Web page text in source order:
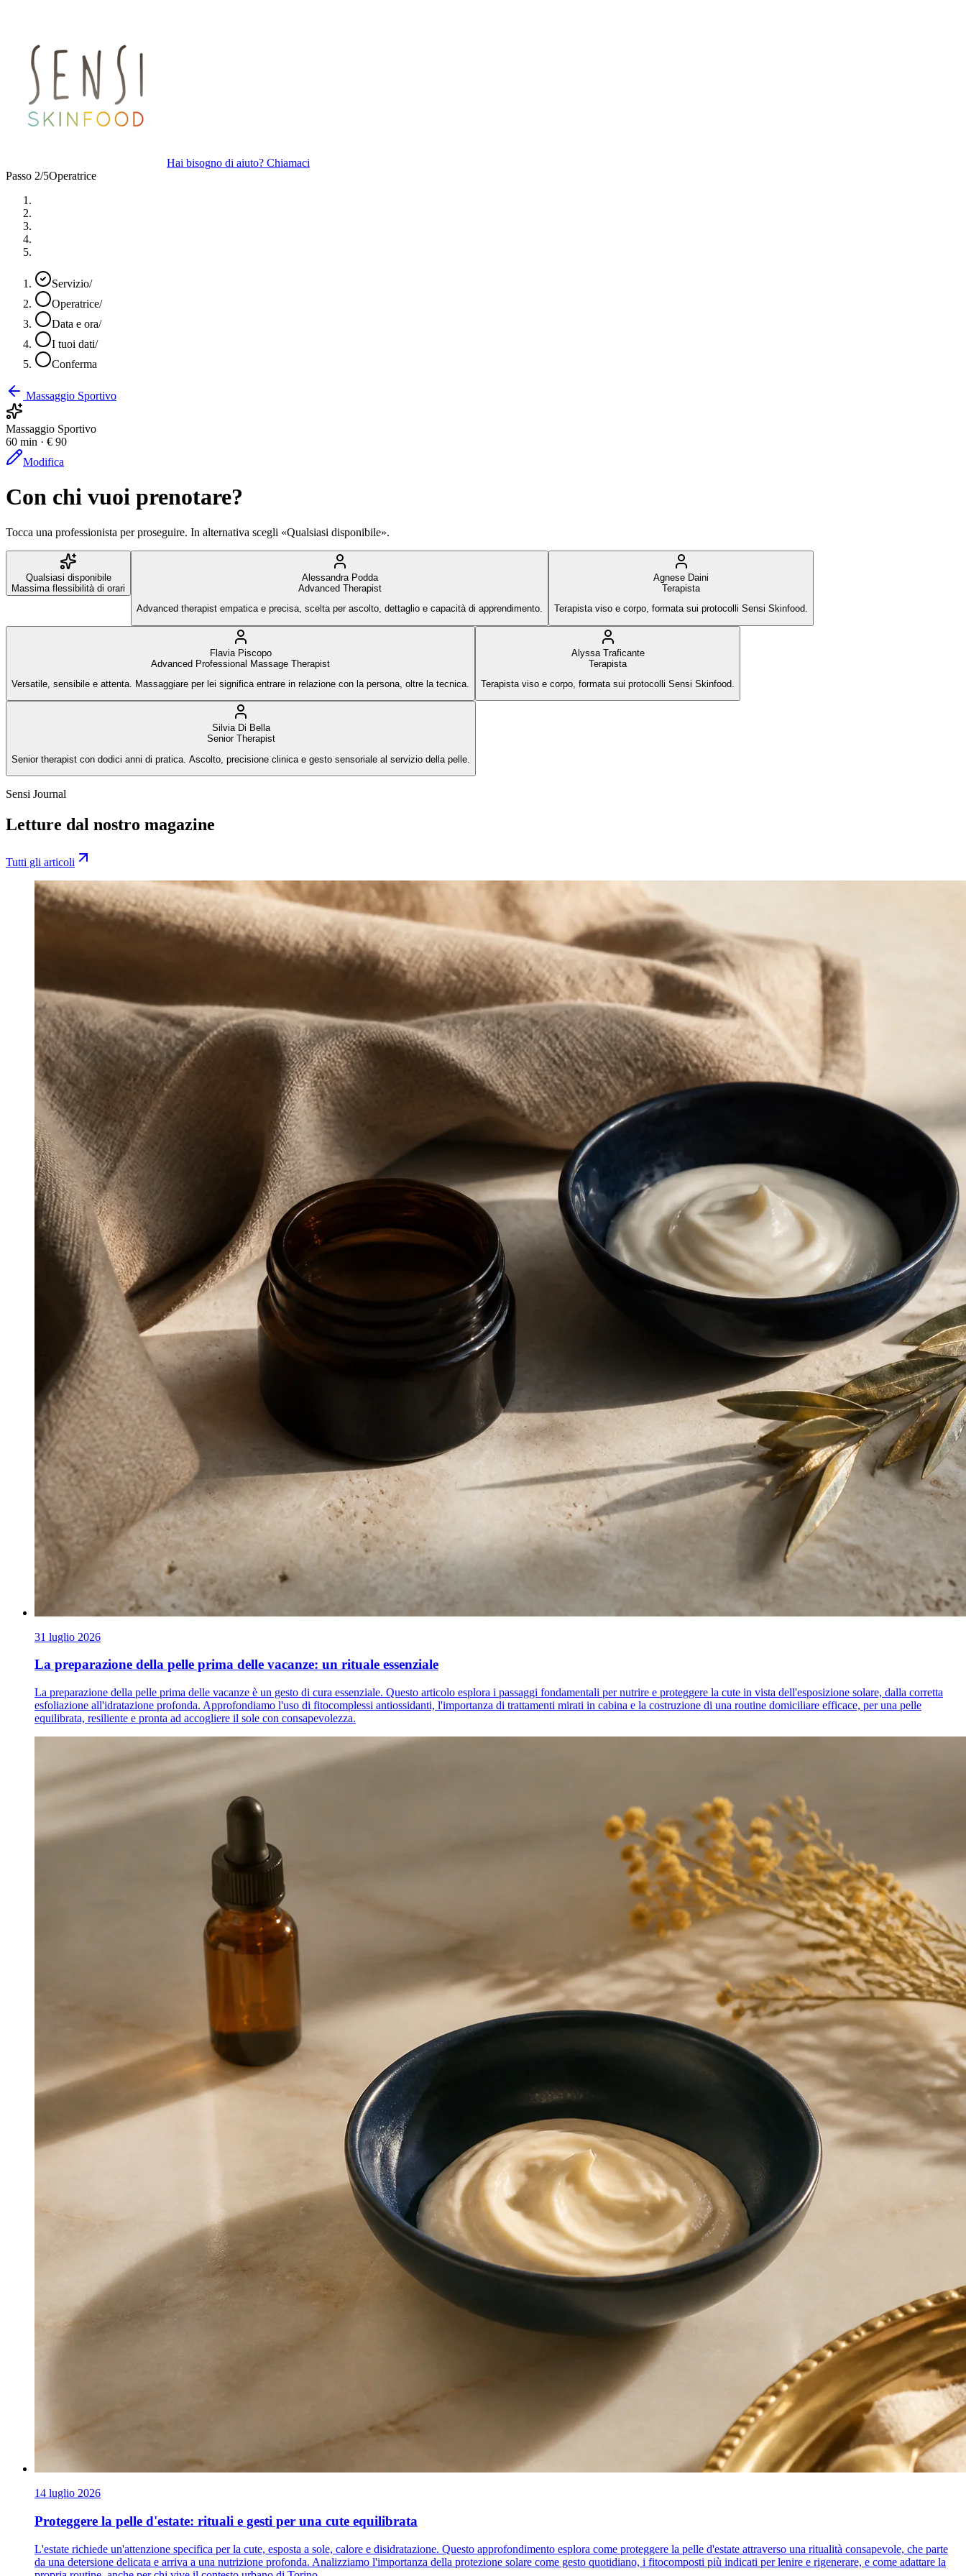
Hai bisogno di aiuto? Chiamaci
Passo 2/5Operatrice
Servizio/
Operatrice/
Data e ora/
I tuoi dati/
Conferma
Massaggio Sportivo
Massaggio Sportivo
60 min · € 90
Modifica
Con chi vuoi prenotare?
Tocca una professionista per proseguire. In alternativa scegli «Qualsiasi disponibile».
Qualsiasi disponibile
Massima flessibilità di orari
Alessandra Podda
Advanced Therapist
Advanced therapist empatica e precisa, scelta per ascolto, dettaglio e capacità di apprendimento.
Agnese Daini
Terapista
Terapista viso e corpo, formata sui protocolli Sensi Skinfood.
Flavia Piscopo
Advanced Professional Massage Therapist
Versatile, sensibile e attenta. Massaggiare per lei significa entrare in relazione con la persona, oltre la tecnica.
Alyssa Traficante
Terapista
Terapista viso e corpo, formata sui protocolli Sensi Skinfood.
Silvia Di Bella
Senior Therapist
Senior therapist con dodici anni di pratica. Ascolto, precisione clinica e gesto sensoriale al servizio della pelle.
Sensi Journal
Letture dal nostro magazine
Tutti gli articoli
31 luglio 2026
La preparazione della pelle prima delle vacanze: un rituale essenziale
La preparazione della pelle prima delle vacanze è un gesto di cura essenziale. Questo articolo esplora i passaggi fondamentali per nutrire e proteggere la cute in vista dell'esposizione solare, dalla corretta
esfoliazione all'idratazione profonda. Approfondiamo l'uso di fitocomplessi antiossidanti, l'importanza di trattamenti mirati in cabina e la costruzione di una routine domiciliare efficace, per una pelle
equilibrata, resiliente e pronta ad accogliere il sole con consapevolezza.
14 luglio 2026
Proteggere la pelle d'estate: rituali e gesti per una cute equilibrata
L'estate richiede un'attenzione specifica per la cute, esposta a sole, calore e disidratazione. Questo approfondimento esplora come proteggere la pelle d'estate attraverso una ritualità consapevole, che parte
da una detersione delicata e arriva a una nutrizione profonda. Analizziamo l'importanza della protezione solare come gesto quotidiano, i fitocomposti più indicati per lenire e rigenerare, e come adattare la